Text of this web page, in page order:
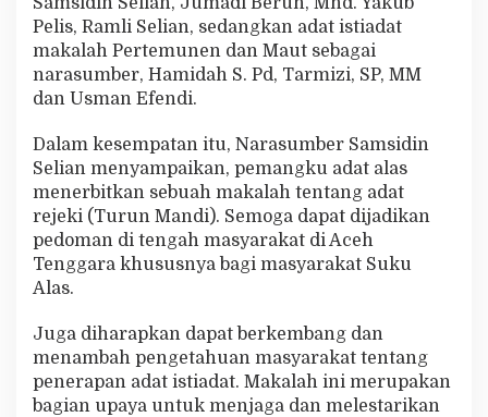
e
m
a
n
A
d
a
K
u
t
Pelis, Ramli Selian, sedangkan adat istiadat
makalah Pertemunen dan Maut sebagai
narasumber, Hamidah S. Pd, Tarmizi, SP, MM
dan Usman Efendi.
Dalam kesempatan itu, Narasumber Samsidin
Selian menyampaikan, pemangku adat alas
menerbitkan sebuah makalah tentang adat
rejeki (Turun Mandi). Semoga dapat dijadikan
pedoman di tengah masyarakat di Aceh
Tenggara khususnya bagi masyarakat Suku
Alas.
Juga diharapkan dapat berkembang dan
menambah pengetahuan masyarakat tentang
penerapan adat istiadat. Makalah ini merupakan
bagian upaya untuk menjaga dan melestarikan